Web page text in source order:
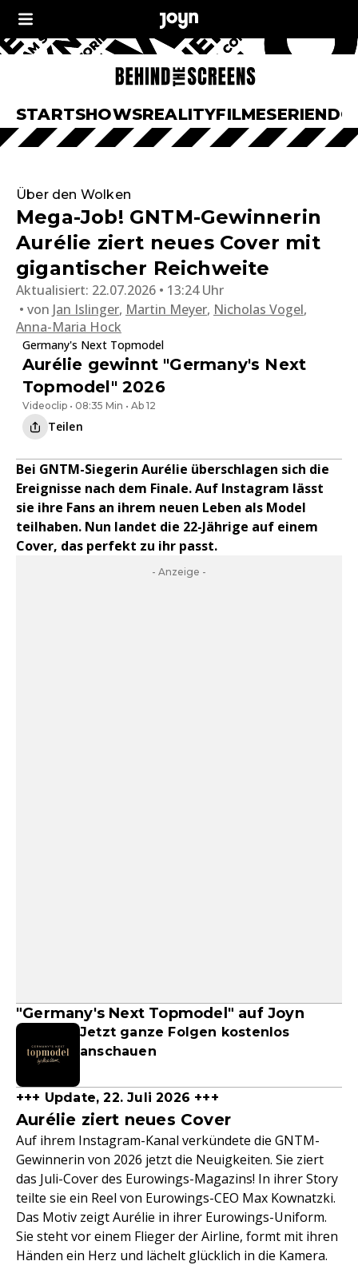
STARTSHOWSREALITYFILMESERIEN
Über den Wolken
Mega-Job! GNTM-Gewinnerin
Aurélie ziert neues Cover mit
gigantischer Reichweite
Aktualisiert: 22.07.2026 • 13:24 Uhr
von Jan Islinger, Martin Meyer, Nicholas Vogel,
Anna-Maria Hock
Germany's Next Topmodel
Aurélie gewinnt "Germany's Next
Topmodel" 2026
Videoclip • 08:35 Min • Ab 12
Teilen
Bei GNTM-Siegerin Aurélie überschlagen sich die
Ereignisse nach dem Finale. Auf Instagram lässt
sie ihre Fans an ihrem neuen Leben als Model
teilhaben. Nun landet die 22-Jährige auf einem
Cover, das perfekt zu ihr passt.
- Anzeige -
"Germany's Next Topmodel" auf Joyn
Jetzt ganze Folgen kostenlos
anschauen
+++ Update, 22. Juli 2026 +++
Aurélie ziert neues Cover
Auf ihrem Instagram-Kanal verkündete die GNTM-
Gewinnerin von 2026 jetzt die Neuigkeiten. Sie ziert
das Juli-Cover des Eurowings-Magazins! In ihrer Story
teilte sie ein Reel von Eurowings-CEO Max Kownatzki.
Das Motiv zeigt Aurélie in ihrer Eurowings-Uniform.
Sie steht vor einem Flieger der Airline, formt mit ihren
Händen ein Herz und lächelt glücklich in die Kamera.